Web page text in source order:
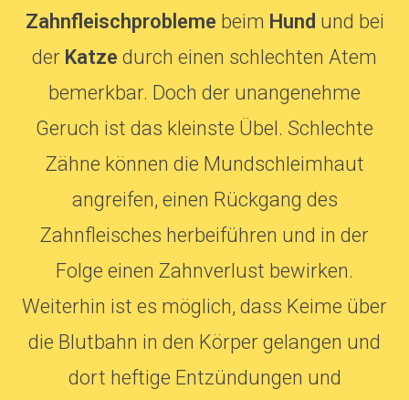
Zahnfleischprobleme beim Hund und bei
der Katze durch einen schlechten Atem
bemerkbar. Doch der unangenehme
Geruch ist das kleinste Übel. Schlechte
Zähne können die Mundschleimhaut
angreifen, einen Rückgang des
Zahnfleisches herbeiführen und in der
Folge einen Zahnverlust bewirken.
Weiterhin ist es möglich, dass Keime über
die Blutbahn in den Körper gelangen und
dort heftige Entzündungen und